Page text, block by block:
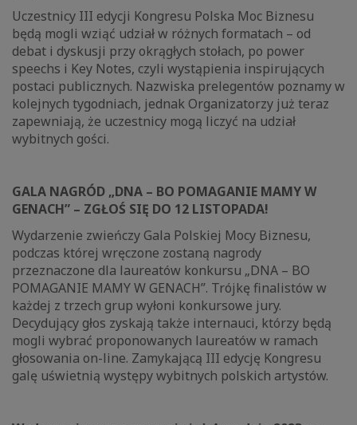
Uczestnicy III edycji Kongresu Polska Moc Biznesu
będą mogli wziąć udział w różnych formatach – od
debat i dyskusji przy okrągłych stołach, po power
speechs i Key Notes, czyli wystąpienia inspirujących
postaci publicznych. Nazwiska prelegentów poznamy w
kolejnych tygodniach, jednak Organizatorzy już teraz
zapewniają, że uczestnicy mogą liczyć na udział
wybitnych gości.
GALA NAGRÓD „DNA – BO POMAGANIE MAMY W
GENACH” – ZGŁOŚ SIĘ DO 12 LISTOPADA!
Wydarzenie zwieńczy Gala Polskiej Mocy Biznesu,
podczas której wręczone zostaną nagrody
przeznaczone dla laureatów konkursu „DNA – BO
POMAGANIE MAMY W GENACH”. Trójkę finalistów w
każdej z trzech grup wyłoni konkursowe jury.
Decydujący głos zyskają także internauci, którzy będą
mogli wybrać proponowanych laureatów w ramach
głosowania on-line. Zamykającą III edycję Kongresu
galę uświetnią występy wybitnych polskich artystów.